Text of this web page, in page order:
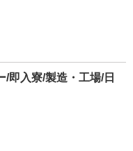
/即入寮/製造・工場/日